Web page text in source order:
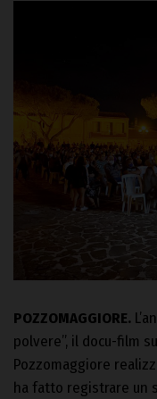
POZZOMAGGIORE.
polvere”, il docu-film
Pozzomaggiore
ha fatto registrare un